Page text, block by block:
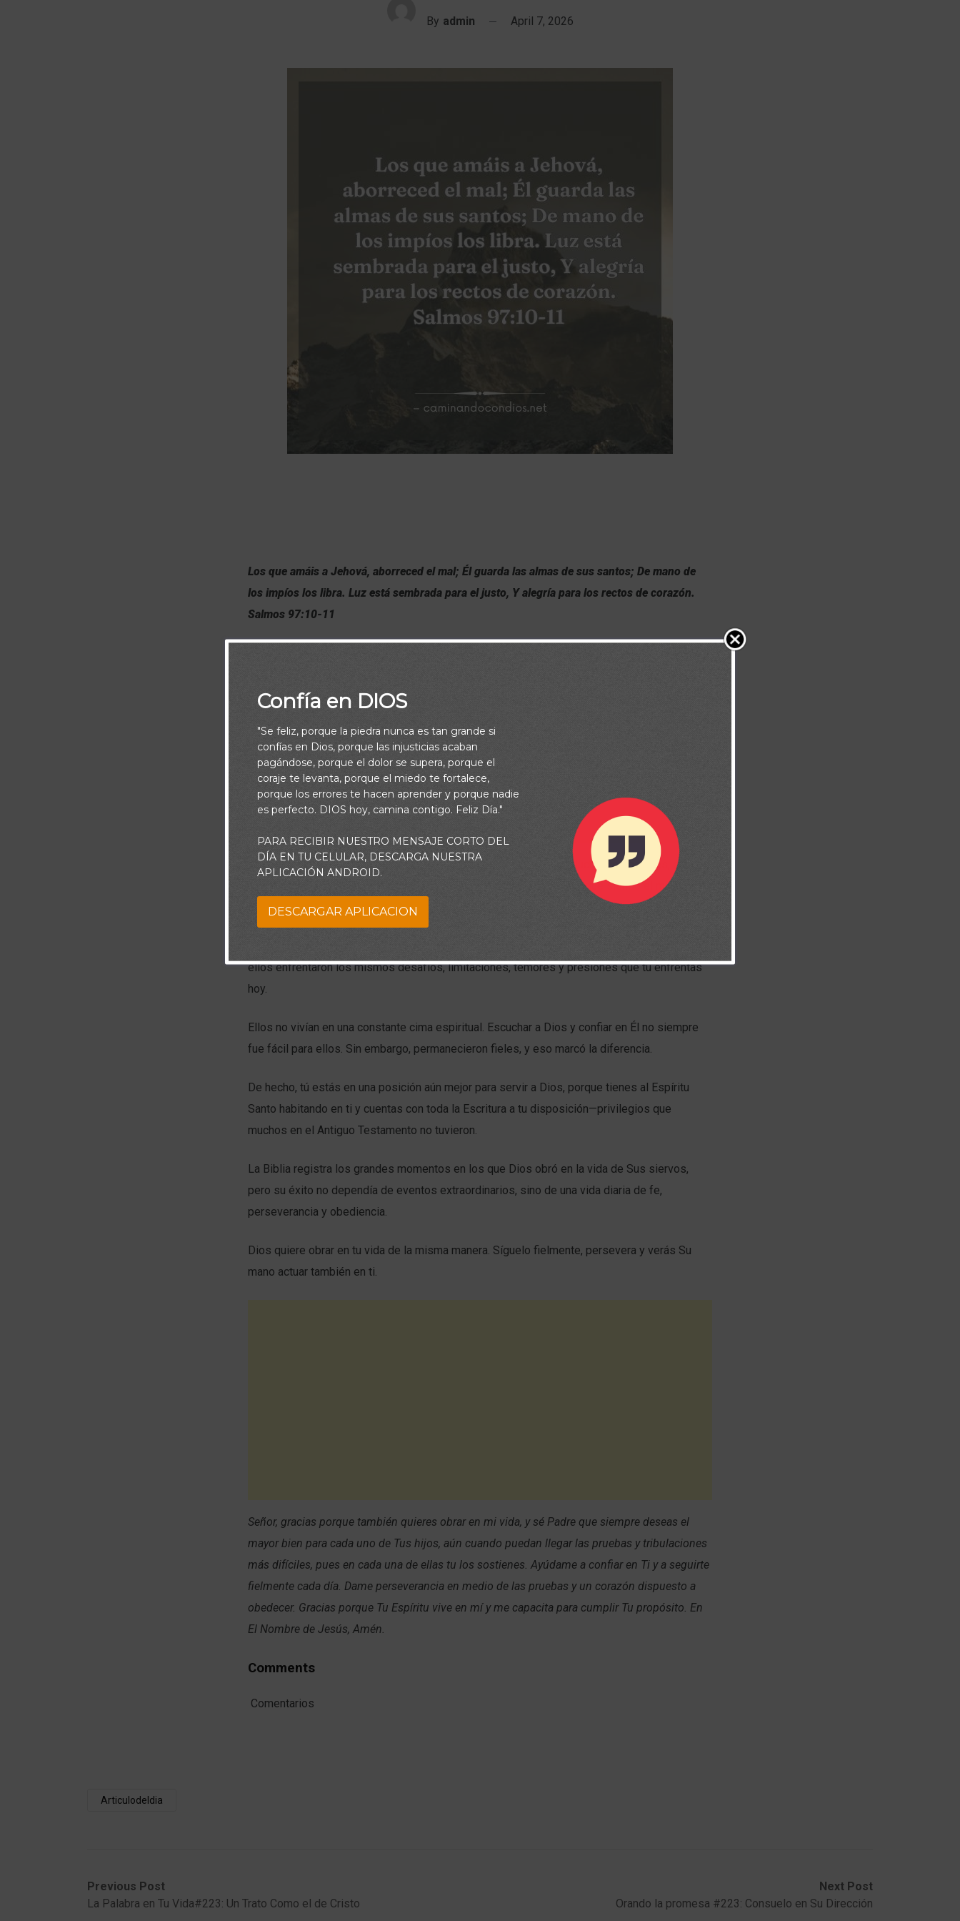
By admin April 7, 2026
Los que amáis a Jehová, aborreced el mal; Él guarda las almas de sus santos; De mano de
los impíos los libra. Luz está sembrada para el justo, Y alegría para los rectos de corazón.
Salmos 97:10-11
Las personas que aparecen en la Biblia eran como tú. Compartían luchas, emociones, éxitos
y fracasos. Aunque la tecnología ha avanzado, el corazón humano sigue siendo el mismo.
Quizás has leído acerca de cómo Dios obró poderosamente en la vida de Abraham, Moisés,
ellos enfrentaron los mismos desafíos, limitaciones, temores y presiones que tú enfrentas
hoy.
Ellos no vivían en una constante cima espiritual. Escuchar a Dios y confiar en Él no siempre
fue fácil para ellos. Sin embargo, permanecieron fieles, y eso marcó la diferencia.
De hecho, tú estás en una posición aún mejor para servir a Dios, porque tienes al Espíritu
Santo habitando en ti y cuentas con toda la Escritura a tu disposición—privilegios que
muchos en el Antiguo Testamento no tuvieron.
La Biblia registra los grandes momentos en los que Dios obró en la vida de Sus siervos,
pero su éxito no dependía de eventos extraordinarios, sino de una vida diaria de fe,
perseverancia y obediencia.
Dios quiere obrar en tu vida de la misma manera. Síguelo fielmente, persevera y verás Su
mano actuar también en ti.
Señor, gracias porque también quieres obrar en mi vida, y sé Padre que siempre deseas el
mayor bien para cada uno de Tus hijos, aún cuando puedan llegar las pruebas y tribulaciones
más difíciles, pues en cada una de ellas tu los sostienes. Ayúdame a confiar en Ti y a seguirte
fielmente cada día. Dame perseverancia en medio de las pruebas y un corazón dispuesto a
obedecer. Gracias porque Tu Espíritu vive en mí y me capacita para cumplir Tu propósito. En
El Nombre de Jesús, Amén.
Comments
Comentarios
Articulodeldia
Previous Post
La Palabra en Tu Vida#223: Un Trato Como el de Cristo
Next Post
Orando la promesa #223: Consuelo en Su Dirección
Confía en DIOS
"Se feliz, porque la piedra nunca es tan grande si
confías en Dios, porque las injusticias acaban
pagándose, porque el dolor se supera, porque el
coraje te levanta, porque el miedo te fortalece,
porque los errores te hacen aprender y porque nadie
es perfecto. DIOS hoy, camina contigo. Feliz Día."
PARA RECIBIR NUESTRO MENSAJE CORTO DEL
DÍA EN TU CELULAR, DESCARGA NUESTRA
APLICACIÓN ANDROID.
DESCARGAR APLICACION